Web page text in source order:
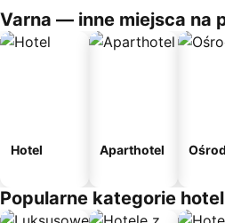
Varna — inne miejsca na
Hotel Aparthotel
Popularne kategorie